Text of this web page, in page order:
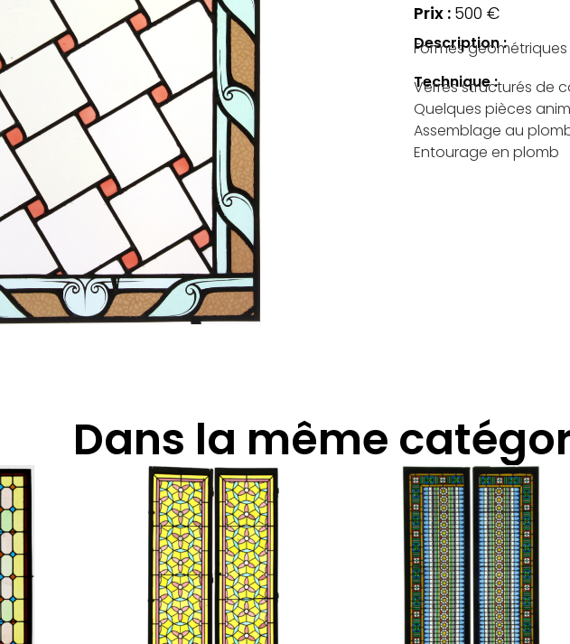
500€
Description :
Formes
Technique :
Verres structurés de
Quelques pièces
Assemblage au
Entourage en plomb
Dans la même